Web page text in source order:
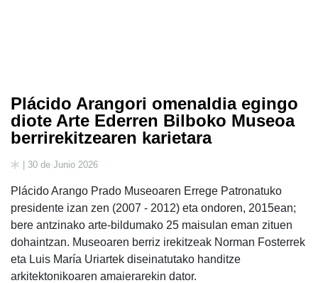
Plácido Arangori omenaldia egingo
diote Arte Ederren Bilboko Museoa
berrirekitzearen karietara
| 30 de Junio 2026
Plácido Arango Prado Museoaren Errege Patronatuko
presidente izan zen (2007 - 2012) eta ondoren, 2015ean;
bere antzinako arte-bildumako 25 maisulan eman zituen
dohaintzan. Museoaren berriz irekitzeak Norman Fosterrek
eta Luis María Uriartek diseinatutako handitze
arkitektonikoaren amaierarekin dator.